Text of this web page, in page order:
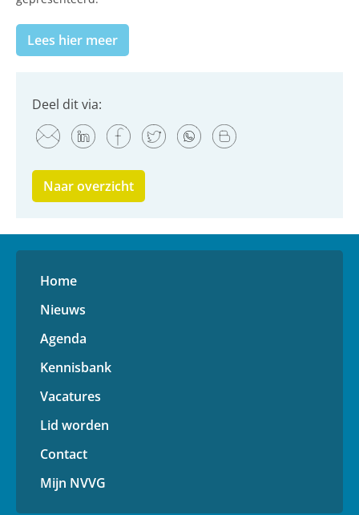
Lees hier meer
Deel dit via:
Naar overzicht
Home
Nieuws
Agenda
Kennisbank
Vacatures
Lid worden
Contact
Mijn NVVG